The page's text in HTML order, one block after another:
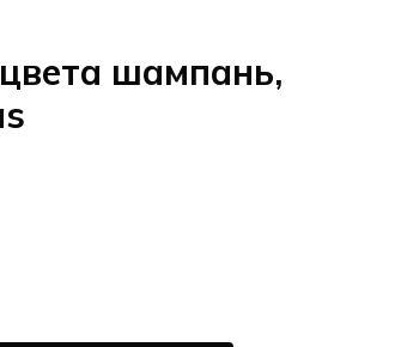
шампань,